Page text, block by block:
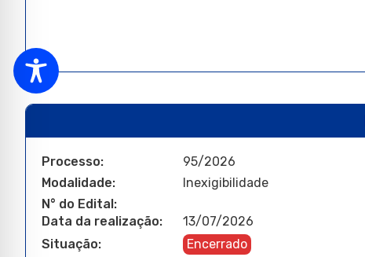
Processo:
95/2026
Modalidade:
Inexigibilidade
N° do Edital:
Data da realização:
13/07/2026
Situação:
Encerrado